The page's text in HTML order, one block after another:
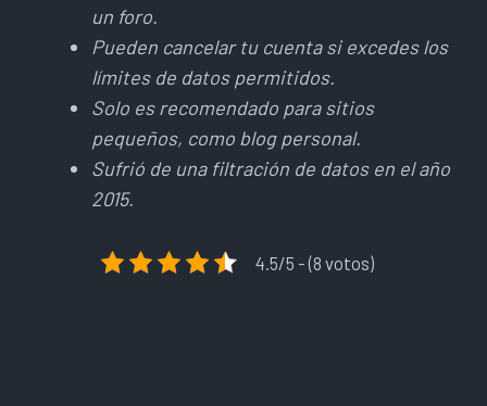
un foro.
Pueden cancelar tu cuenta si excedes los
límites de datos permitidos.
Solo es recomendado para sitios
pequeños, como blog personal.
Sufrió de una filtración de datos en el año
2015.
4.5/5 - (8 votos)